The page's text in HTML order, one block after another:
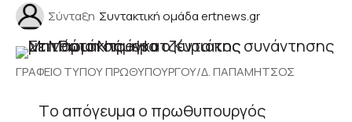
Σύνταξη Συντακτική ομάδα ertnews.gr
ΓΡΑΦΕΙΟ ΤΥΠΟΥ ΠΡΩΘΥΠΟΥΡΓΟΥ/Δ. ΠΑΠΑΜΗΤΣΟΣ
Tο απόγευμα ο πρωθυπουργός